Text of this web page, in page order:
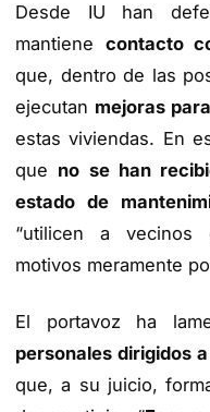
Desde IU han
mantiene contacto
que, dentro de las
ejecutan mejoras
estas viviendas. En
que no se han
estado de
“utilicen a vecinos
motivos meramente
El portavoz ha
personales dirigidos
que, a su juicio,